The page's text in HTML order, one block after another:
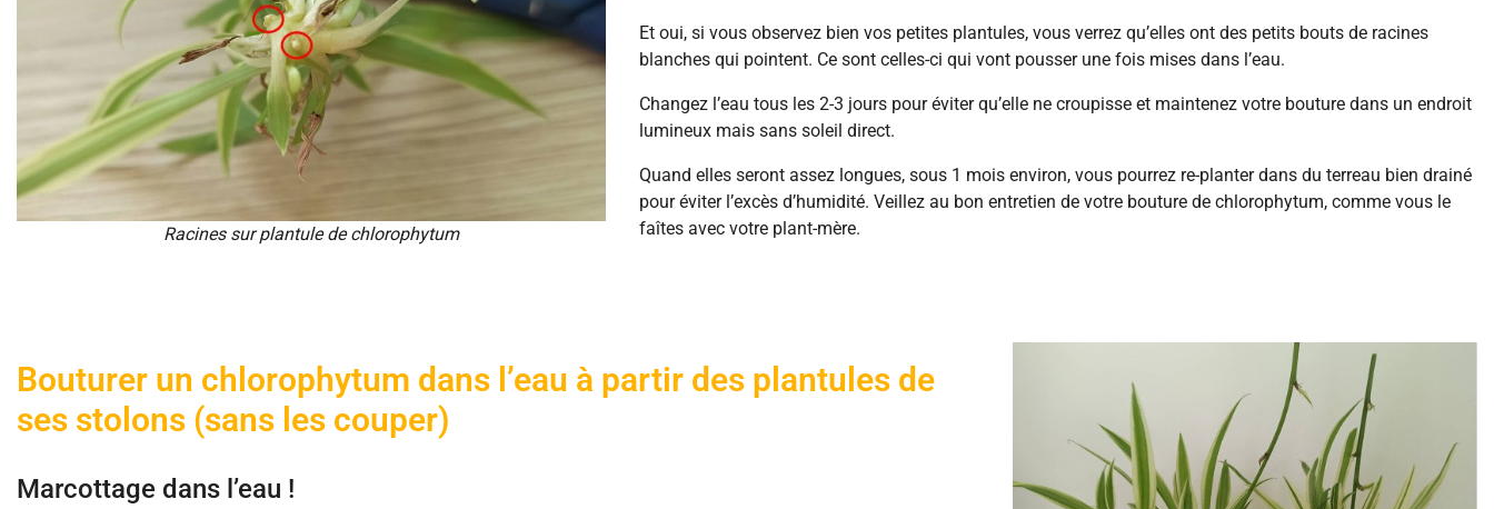
Racines sur plantule de chlorophytum
Et oui, si vous observez bien vos petites plantules, vous verrez qu’elles ont des petits bouts de racines
blanches qui pointent. Ce sont celles-ci qui vont pousser une fois mises dans l’eau.
Changez l’eau tous les 2-3 jours pour éviter qu’elle ne croupisse et maintenez votre bouture dans un endroit
lumineux mais sans soleil direct.
Quand elles seront assez longues, sous 1 mois environ, vous pourrez re-planter dans du terreau bien drainé
pour éviter l’excès d’humidité. Veillez au bon entretien de votre bouture de chlorophytum, comme vous le
faîtes avec votre plant-mère.
Bouturer un chlorophytum dans l’eau à partir des plantules de
ses stolons (sans les couper)
Marcottage dans l’eau !